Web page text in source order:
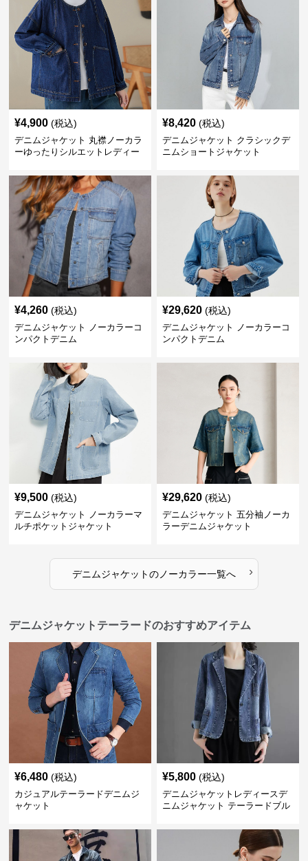
¥4,900 (税込)
デニムジャケット 丸襟ノーカラ
ーゆったりシルエットレディー
¥8,420 (税込)
デニムジャケット クラシックデ
ニムショートジャケット
¥4,260 (税込)
デニムジャケット ノーカラーコ
ンパクトデニム
¥29,620 (税込)
デニムジャケット ノーカラーコ
ンパクトデニム
¥9,500 (税込)
デニムジャケット ノーカラーマ
ルチポケットジャケット
¥29,620 (税込)
デニムジャケット 五分袖ノーカ
ラーデニムジャケット
デニムジャケットのノーカラー一覧へ ›
デニムジャケットテーラードのおすすめアイテム
¥6,480 (税込)
カジュアルテーラードデニムジ
ャケット
¥5,800 (税込)
デニムジャケットレディースデ
ニムジャケット テーラードブル